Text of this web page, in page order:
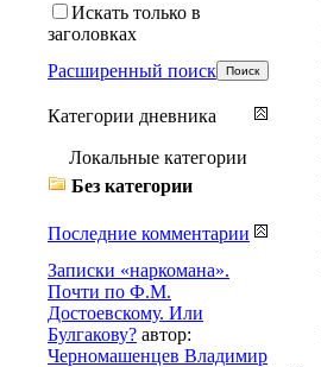
Искать только в
заголовках
Расширенный поиск
Категории дневника
Локальные категории
Без категории
Последние комментарии
Записки «наркомана».
Почти по Ф.М.
Достоевскому. Или
Булгакову? автор:
Черномашенцев Владимир